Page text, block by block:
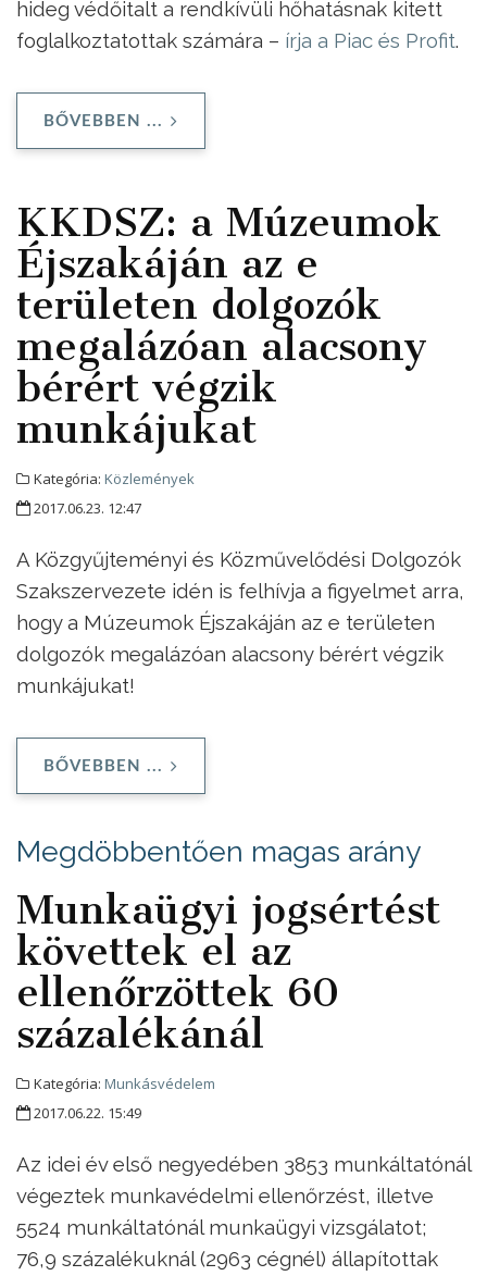
hideg védőitalt a rendkívüli hőhatásnak kitett
foglalkoztatottak számára – írja a Piac és Profit.
BŐVEBBEN ...
KKDSZ: a Múzeumok
Éjszakáján az e
területen dolgozók
megalázóan alacsony
bérért végzik
munkájukat
Kategória: Közlemények
2017.06.23. 12:47
A Közgyűjteményi és Közművelődési Dolgozók
Szakszervezete idén is felhívja a figyelmet arra,
hogy a Múzeumok Éjszakáján az e területen
dolgozók megalázóan alacsony bérért végzik
munkájukat!
BŐVEBBEN ...
Megdöbbentően magas arány
Munkaügyi jogsértést
követtek el az
ellenőrzöttek 60
százalékánál
Kategória: Munkásvédelem
2017.06.22. 15:49
Az idei év első negyedében 3853 munkáltatónál
végeztek munkavédelmi ellenőrzést, illetve
5524 munkáltatónál munkaügyi vizsgálatot;
76,9 százalékuknál (2963 cégnél) állapítottak